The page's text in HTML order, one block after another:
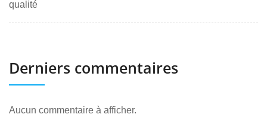
qualité
Derniers commentaires
Aucun commentaire à afficher.